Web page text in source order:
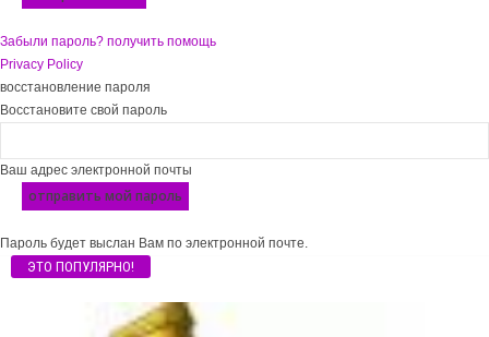
Забыли пароль? получить помощь
Privacy Policy
восстановление пароля
Восстановите свой пароль
Ваш адрес электронной почты
Пароль будет выслан Вам по электронной почте.
ЭТО ПОПУЛЯРНО!